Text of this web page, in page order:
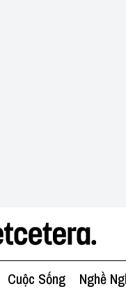
Cuộc Sống Nghề